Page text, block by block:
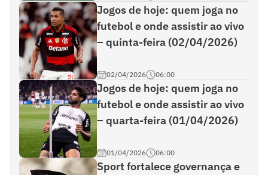
Jogos de hoje: quem joga no
futebol e onde assistir ao vivo
– quinta-feira (02/04/2026)
02/04/2026 06:00
Jogos de hoje: quem joga no
futebol e onde assistir ao vivo
– quarta-feira (01/04/2026)
01/04/2026 06:00
Sport fortalece governança e